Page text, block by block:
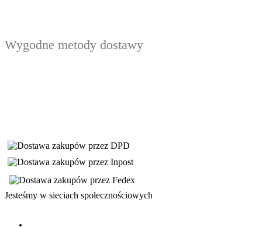
Wygodne metody dostawy
Jesteśmy w sieciach społecznościowych